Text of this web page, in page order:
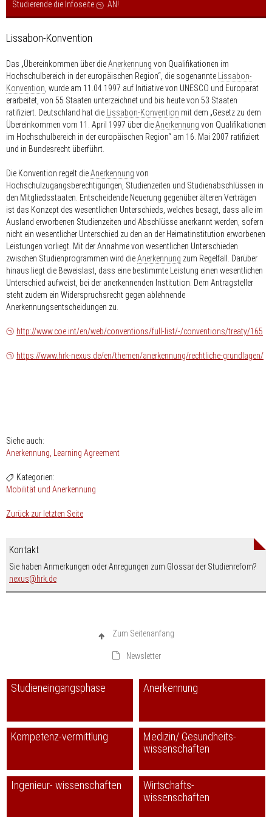
Studierende die Infoseite
AN!
Lissabon-Konvention
Das „Übereinkommen über dieAnerkennung von Qualifikationen im
Hochschulbereich in der europäischen Region“, die sogenannte
Lissabon-
Konvention , wurde am 11.04.1997 auf Initiative von UNESCO und Europarat
erarbeitet, von 55 Staaten unterzeichnet und bis heute von 53 Staaten
ratifiziert. Deutschland hat die
Lissabon-Konvention mit dem „Gesetz zu dem
Übereinkommen vom 11. April 1997 über dieAnerkennung von Qualifikationen
im Hochschulbereich in der europäischen Region“ am 16. Mai 2007 ratifiziert
und in Bundesrecht überführt.
Die Konvention regelt dieAnerkennung von
Hochschulzugangsberechtigungen, Studienzeiten und Studienabschlüssen in
den Mitgliedsstaaten. Entscheidende Neuerung gegenüber älteren Verträgen
ist das Konzept des wesentlichen Unterschieds, welches besagt, dass alle im
Ausland erworbenen Studienzeiten und Abschlüsse anerkannt werden, sofern
nicht ein wesentlicher Unterschied zu den an der Heimatinstitution erworbenen
Leistungen vorliegt. Mit der Annahme von wesentlichen Unterschieden
zwischen Studienprogrammen wird dieAnerkennung zum Regelfall. Darüber
hinaus liegt die Beweislast, dass eine bestimmte Leistung einen wesentlichen
Unterschied aufweist, bei der anerkennenden Institution. Dem Antragsteller
steht zudem ein Widerspruchsrecht gegen ablehnende
Anerkennungsentscheidungen zu.
http://www.coe.int/en/web/conventions/full-list/-/conventions/treaty/165
https://www.hrk-nexus.de/en/themen/anerkennung/rechtliche-grundlagen/
Siehe auch:
Anerkennung
Learning Agreement
Kategorien:
Mobilität und Anerkennung
Zurück zur letzten Seite
Kontakt
Sie haben Anmerkungen oder Anregungen zum Glossar der Studienrefom?
nexus
nospam-
hrk.de
Zum Seitenanfang
Newsletter
Studieneingangsphase Anerkennung
Kompetenz-vermittlung
Medizin/ Gesundheits-
wissenschaften
Ingenieur- wissenschaften
Wirtschafts-
wissenschaften